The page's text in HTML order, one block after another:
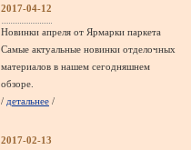
2017-04-12
Новинки апреля от Ярмарки паркета
Самые актуальные новинки отделочных
материалов в нашем сегодняшнем
обзоре.
/ детальнее /
2017-02-13